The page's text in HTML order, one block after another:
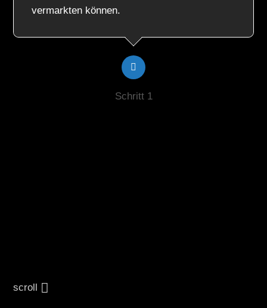
vermarkten können.
Schritt 1
scroll